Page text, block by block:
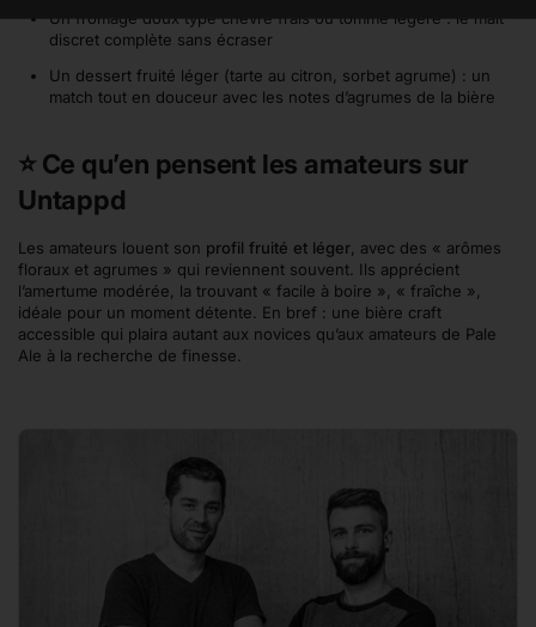
Un fromage doux type chèvre frais ou tomme légère : le malt
discret complète sans écraser
Un dessert fruité léger (tarte au citron, sorbet agrume) : un
match tout en douceur avec les notes d’agrumes de la bière
⭐ Ce qu’en pensent les amateurs sur
Untappd
Les amateurs louent son profil fruité et léger , avec des « arômes
floraux et agrumes » qui reviennent souvent. Ils apprécient
l’amertume modérée, la trouvant « facile à boire », « fraîche »,
idéale pour un moment détente. En bref : une bière craft
accessible qui plaira autant aux novices qu’aux amateurs de Pale
Ale à la recherche de finesse.